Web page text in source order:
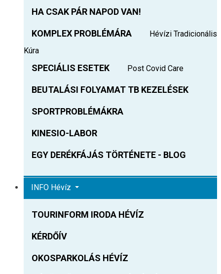
HA CSAK PÁR NAPOD VAN!
KOMPLEX PROBLÉMÁRA
Hévízi Tradicionális
Kúra
SPECIÁLIS ESETEK Post Covid Care
BEUTALÁSI FOLYAMAT TB KEZELÉSEK
SPORTPROBLÉMÁKRA
KINESIO-LABOR
EGY DERÉKFÁJÁS TÖRTÉNETE - BLOG
INFO Hévíz
TOURINFORM IRODA HÉVÍZ
KÉRDŐÍV
OKOSPARKOLÁS HÉVÍZ